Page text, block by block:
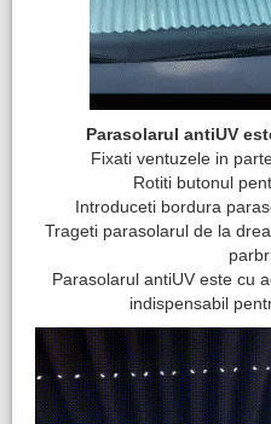
Parasolarul antiUV
Fixati ventuzele in
Rotiti butonul
Introduceti bordura
Trageti parasolarul de la
Parasolarul antiUV este cu
indispensabil